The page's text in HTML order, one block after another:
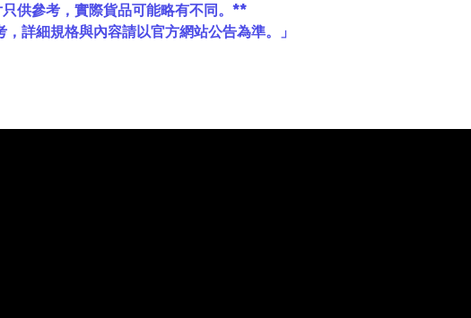
供參考，實際貨品可能略有不同。**
，詳細規格與內容請以官方網站公告為準。」